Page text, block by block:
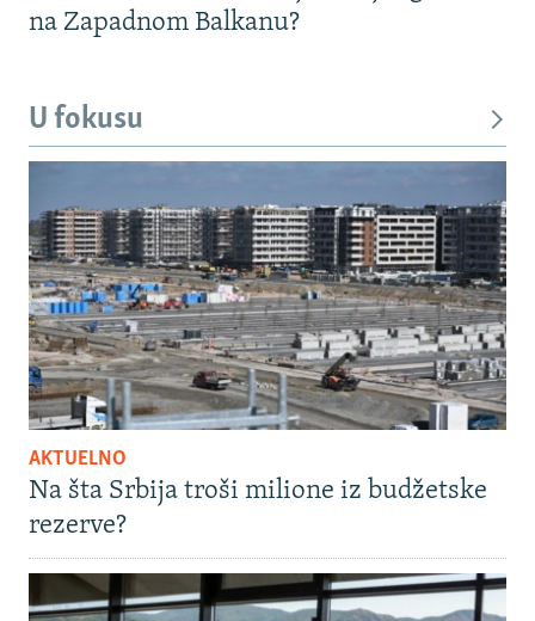
na Zapadnom Balkanu?
U fokusu
AKTUELNO
Na šta Srbija troši milione iz budžetske
rezerve?